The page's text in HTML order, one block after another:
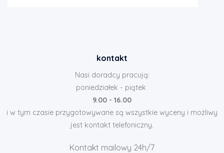
kontakt
Nasi doradcy pracują:
poniedziałek - piątek
9.00 - 16.00
i w tym czasie przygotowywane są wszystkie wyceny i możliwy
jest kontakt telefoniczny.
Kontakt mailowy 24h/7